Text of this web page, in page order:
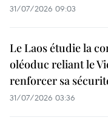
31/07/2026 09:03
Le Laos étudie la
oléoduc reliant le
renforcer sa
31/07/2026 03:36